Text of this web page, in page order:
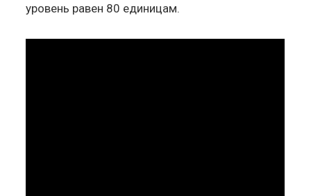
уровень равен 80 единицам.